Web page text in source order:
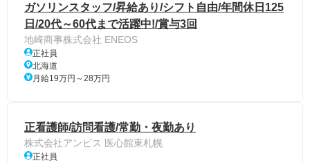
ガソリンスタッフ/昇給あり/シフト自由/年間休日125
日/20代～60代まで活躍中!/賞与3回
地崎商事株式会社 ENEOS
正社員
北海道
月給19万円～28万円
正看護師/訪問看護/常勤・夜勤あり
株式会社アンビス 医心館東札幌
正社員